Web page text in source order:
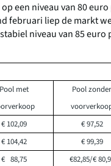
een niveau van 80
februari liep de markt
niveau van 85 euro
Pool met
Pool zonder
€ 102,09
€ 97,52
€ 104,42
€ 99,39
€88,75
€82,85/€